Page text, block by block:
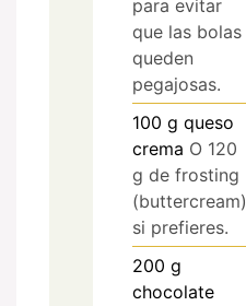
para evitar
que las bolas
queden
pegajosas.
100 g queso
crema O 120
g de frosting
(buttercream)
si prefieres.
200 g
chocolate